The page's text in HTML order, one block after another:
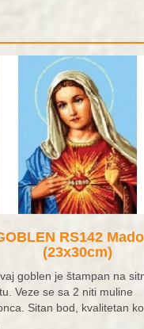
RS142
(23x30cm)
goblen je štampan na
Veze se sa 2 niti muline
Sitan bod, kvalitetan